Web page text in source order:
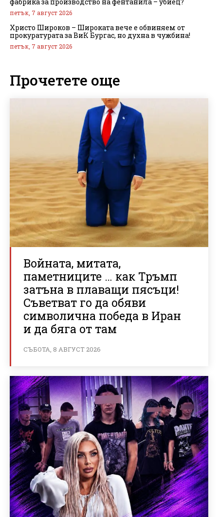
петък, 7 август 2026
Христо Широков – Широката вече е обвиняем от
прокуратурата за ВиК Бургас, но духна в чужбина!
петък, 7 август 2026
Прочетете още
Войната, митата,
паметниците … как Тръмп
затъна в плаващи пясъци!
Съветват го да обяви
символична победа в Иран
и да бяга от там
СЪБОТА, 8 АВГУСТ 2026